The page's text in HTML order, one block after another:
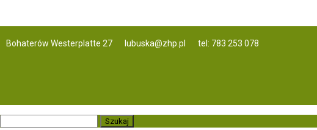
Bohaterów Westerplatte 27 lubuska@zhp.pl tel: 783 253 078